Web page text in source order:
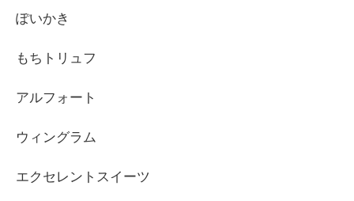
ぽいかき
もちトリュフ
アルフォート
ウィングラム
エクセレントスイーツ